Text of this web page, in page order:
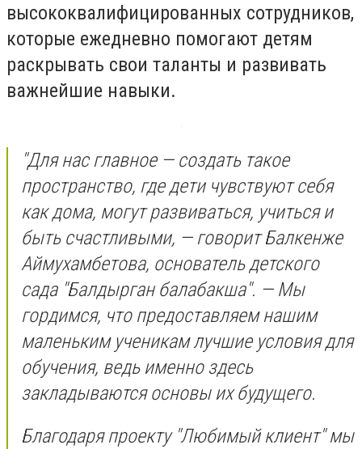
высококвалифицированных сотрудников,
которые ежедневно помогают детям
раскрывать свои таланты и развивать
важнейшие навыки.
"Для нас главное — создать такое
пространство, где дети чувствуют себя
как дома, могут развиваться, учиться и
быть счастливыми, — говорит Балкенже
Аймухамбетова, основатель детского
сада "Балдырган балабакша". — Мы
гордимся, что предоставляем нашим
маленьким ученикам лучшие условия для
обучения, ведь именно здесь
закладываются основы их будущего.
Благодаря проекту "Любимый клиент" мы